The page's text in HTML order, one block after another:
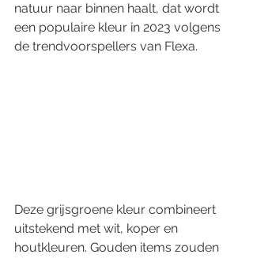
natuur naar binnen haalt, dat wordt
een populaire kleur in 2023 volgens
de trendvoorspellers van Flexa.
Deze grijsgroene kleur combineert
uitstekend met wit, koper en
houtkleuren. Gouden items zouden